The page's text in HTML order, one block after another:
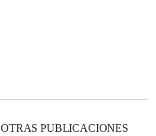
OTRAS PUBLICACIONES